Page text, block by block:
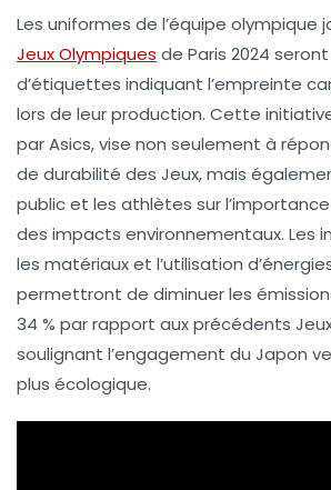
Les uniformes de l’équipe olympique
Jeux Olympiques de Paris 2024
d’étiquettes indiquant l’empreinte
lors de leur production. Cette
parAsics, vise non seulement à
de durabilité des Jeux, mais
publicet les athlètes sur
des impacts environnementaux. Les
les matériaux et l’utilisation d’
permettront de diminuer les
34 % par rapport aux précédents
soulignant l’engagement du Japon
plus écologique.